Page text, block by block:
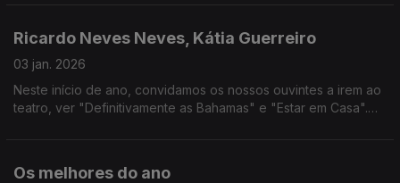
Ricardo Neves Neves, Kátia Guerreiro
03 jan. 2026
Neste início de ano, convidamos os nossos ouvintes a irem ao
teatro, ver "Definitivamente as Bahamas" e "Estar em Casa".
Os melhores do ano